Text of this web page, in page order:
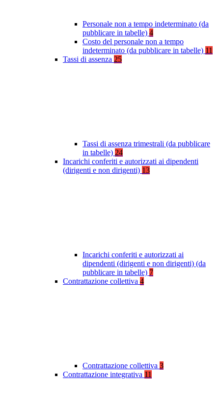
Personale non a tempo indeterminato (da
pubblicare in tabelle) 4
Costo del personale non a tempo
indeterminato (da pubblicare in tabelle) 11
Tassi di assenza 25
Tassi di assenza trimestrali (da pubblicare
in tabelle) 24
Incarichi conferiti e autorizzati ai dipendenti
(dirigenti e non dirigenti) 13
Incarichi conferiti e autorizzati ai
dipendenti (dirigenti e non dirigenti) (da
pubblicare in tabelle) 7
Contrattazione collettiva 4
Contrattazione collettiva 3
Contrattazione integrativa 11